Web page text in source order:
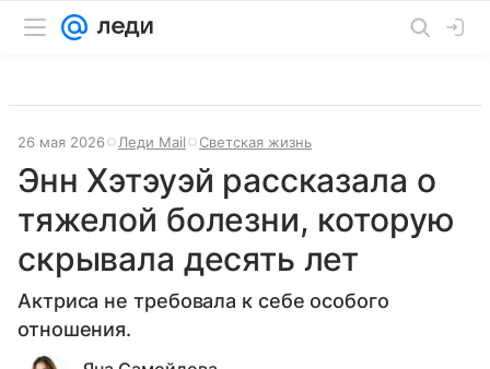
26 мая 2026 Леди Mail Светская жизнь
Энн Хэтэуэй рассказала о
тяжелой болезни, которую
скрывала десять лет
Актриса не требовала к себе особого
отношения.